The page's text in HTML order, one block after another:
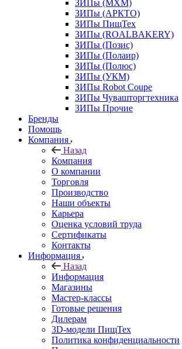
ЗИПы (МХМ)
ЗИПы (АРКТО)
ЗИПы ПищТех
ЗИПы (ROALBAKERY)
ЗИПы (Позис)
ЗИПы (Полаир)
ЗИПы (Полюс)
ЗИПы (УКМ)
ЗИПы Robot Coupe
ЗИПы Чувашторгтехника
ЗИПы Прочие
Бренды
Помощь
Компания
Назад
Компания
О компании
Торговля
Производство
Наши объекты
Карьера
Оценка условий труда
Сертификаты
Контакты
Информация
Назад
Информация
Магазины
Мастер-классы
Готовые решения
Дилерам
3D-модели ПищТех
Политика конфиденциальности